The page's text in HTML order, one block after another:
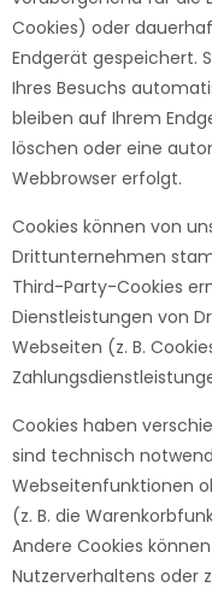
Cookies) oder
Endgerät gespeichert.
Ihres Besuchs
bleiben auf Ihrem
löschen oder eine
Webbrowser erfolgt.
Cookies können von
Drittunternehmen
Third-Party-Cookies
Dienstleistungen von
Webseiten (z. B.
Cookies haben
sind technisch
Webseitenfunktionen
(z. B. die
Andere Cookies
Nutzerverhaltens oder